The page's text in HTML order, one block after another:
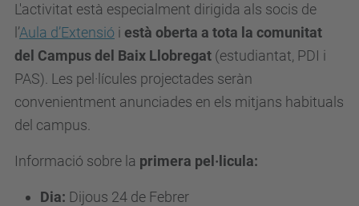
L'activitat està especialment dirigida als socis de
l’Aula d’Extensió i està oberta a tota la comunitat
del Campusdel Baix Llobregat (estudiantat, PDI i
PAS). Les pel·lícules projectades seràn
convenientment anunciades en els mitjans habituals
del campus.
Informació sobre la primera pel·licula:
Dia: Dijous 24 de Febrer